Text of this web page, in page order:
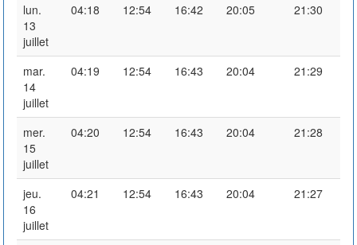
lun.
13
juillet
04:18 12:54 16:42 20:05 21:30
mar.
14
juillet
04:19 12:54 16:43 20:04 21:29
mer.
15
juillet
04:20 12:54 16:43 20:04 21:28
jeu.
16
juillet
04:21 12:54 16:43 20:04 21:27